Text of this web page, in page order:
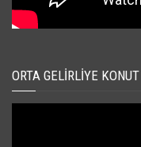
ORTA GELIRLIYE